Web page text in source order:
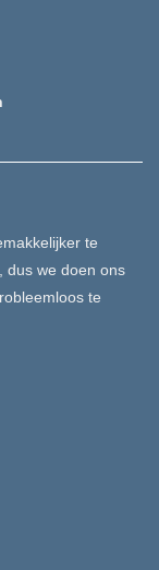
te
dus we doen ons
te